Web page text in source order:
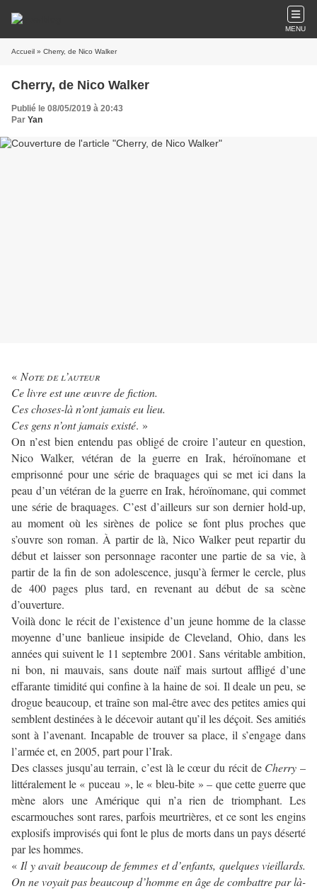
MENU
Accueil » Cherry, de Nico Walker
Cherry, de Nico Walker
Publié le 08/05/2019 à 20:43
Par Yan
« Note de l’auteur
Ce livre est une œuvre de fiction.
Ces choses-là n’ont jamais eu lieu.
Ces gens n’ont jamais existé. »
On n’est bien entendu pas obligé de croire l’auteur en question,
Nico Walker, vétéran de la guerre en Irak, héroïnomane et
emprisonné pour une série de braquages qui se met ici dans la
peau d’un vétéran de la guerre en Irak, héroïnomane, qui commet
une série de braquages. C’est d’ailleurs sur son dernier hold-up,
au moment où les sirènes de police se font plus proches que
s’ouvre son roman. À partir de là, Nico Walker peut repartir du
début et laisser son personnage raconter une partie de sa vie, à
partir de la fin de son adolescence, jusqu’à fermer le cercle, plus
de 400 pages plus tard, en revenant au début de sa scène
d’ouverture.
Voilà donc le récit de l’existence d’un jeune homme de la classe
moyenne d’une banlieue insipide de Cleveland, Ohio, dans les
années qui suivent le 11 septembre 2001. Sans véritable ambition,
ni bon, ni mauvais, sans doute naïf mais surtout affligé d’une
effarante timidité qui confine à la haine de soi. Il deale un peu, se
drogue beaucoup, et traîne son mal-être avec des petites amies qui
semblent destinées à le décevoir autant qu’il les déçoit. Ses amitiés
sont à l’avenant. Incapable de trouver sa place, il s’engage dans
l’armée et, en 2005, part pour l’Irak.
Des classes jusqu’au terrain, c’est là le cœur du récit de Cherry –
littéralement le « puceau », le « bleu-bite » – que cette guerre que
mène alors une Amérique qui n’a rien de triomphant. Les
escarmouches sont rares, parfois meurtrières, et ce sont les engins
explosifs improvisés qui font le plus de morts dans un pays déserté
par les hommes.
« Il y avait beaucoup de femmes et d’enfants, quelques vieillards.
On ne voyait pas beaucoup d’homme en âge de combattre par là-